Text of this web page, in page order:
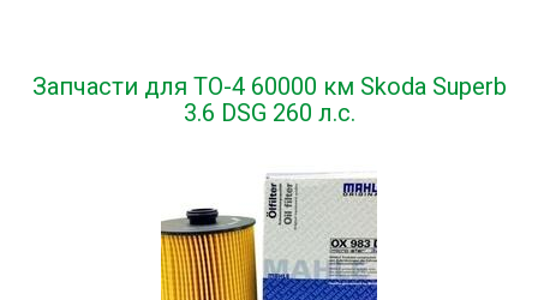
Запчасти для ТО-4 60000 км Skoda Superb
3.6 DSG 260 л.с.